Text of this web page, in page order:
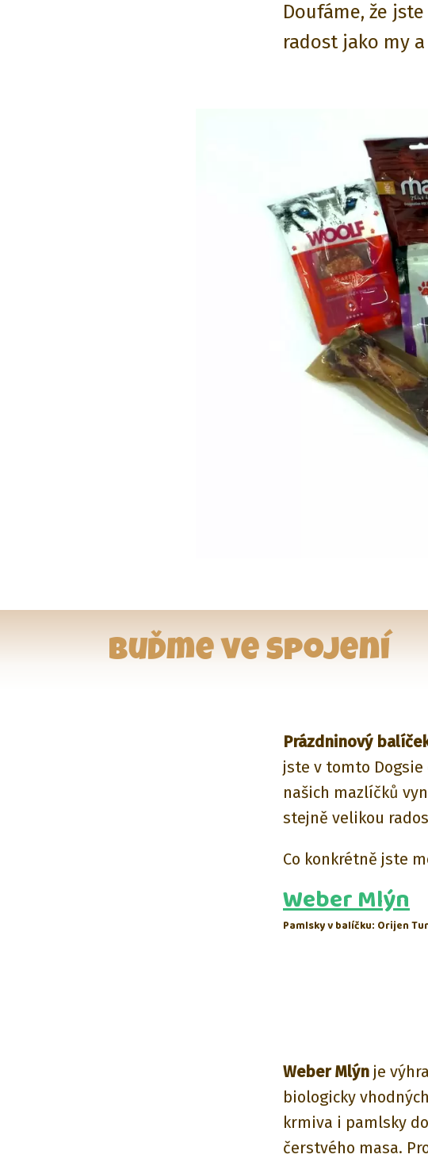
Doufáme, že
radost jako my a
Buďme ve spojení
Prázdninový
jste v tomto
našich mazlíčků
stejně velikou
Co konkrétně jste
Weber Mlýn
Pamlsky v balíčku: Orijen
Weber Mlýn je
biologicky vhodných
krmiva i pamlsky
čerstvého masa.